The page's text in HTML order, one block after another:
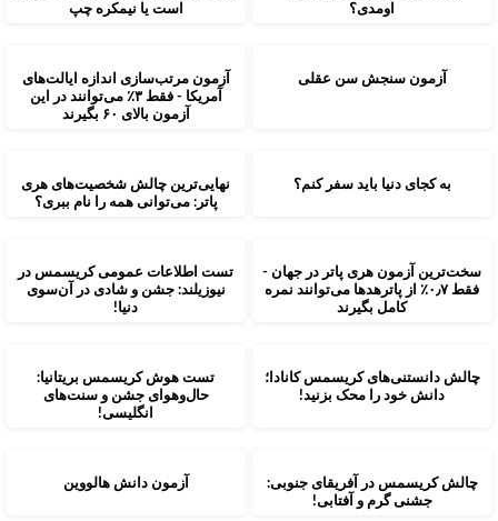
اومدی؟
است یا نیمکره چپ
آزمون سنجش سن عقلی
آزمون مرتب‌سازی اندازه ایالت‌های
آمریکا - فقط ۳٪ می‌توانند در این
آزمون بالای ۶۰ بگیرند
به کجای دنیا باید سفر کنم؟
نهایی‌ترین چالش شخصیت‌های هری
پاتر: می‌توانی همه را نام ببری؟
سخت‌ترین آزمون هری پاتر در جهان -
فقط ۰٫۷٪ از پاترهدها می‌توانند نمره
کامل بگیرند
تست اطلاعات عمومی کریسمس در
نیوزیلند: جشن و شادی در آن‌سوی
دنیا!
چالش دانستنی‌های کریسمس کانادا؛
دانش خود را محک بزنید!
تست هوش کریسمس بریتانیا:
حال‌وهوای جشن و سنت‌های
انگلیسی!
چالش کریسمس در آفریقای جنوبی:
جشنی گرم و آفتابی!
آزمون دانش هالووین